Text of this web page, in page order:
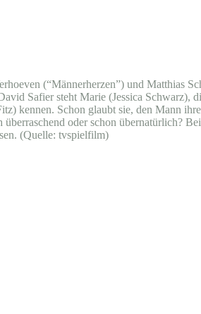
(“Männerherzen”) und Matthias
Safier steht Marie (Jessica Schwarz),
kennen. Schon glaubt sie, den Mann
oder schon übernatürlich?
(Quelle: tvspielfilm)